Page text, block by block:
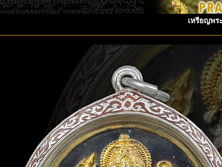
เหรียญพร